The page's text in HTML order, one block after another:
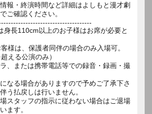
報・終演時間など詳細はよしもと漫才劇
ご確認ください。
長110cm以上のお子様はお席が必要と
様は、保護者同伴の場合のみ入場可。
える公演のみ）
、または携帯電話等での録音・録画・撮
なる場合がありますので予めご了承下さ
う払戻しは行いません。
スタッフの指示に従わない場合はご退場
ます。